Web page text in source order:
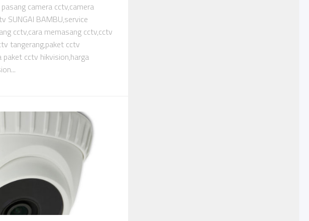
camera cctv,camera
SUNGAI BAMBU,service
cctv,cara memasang cctv,cctv
tangerang,paket cctv
paket cctv hikvision,harga